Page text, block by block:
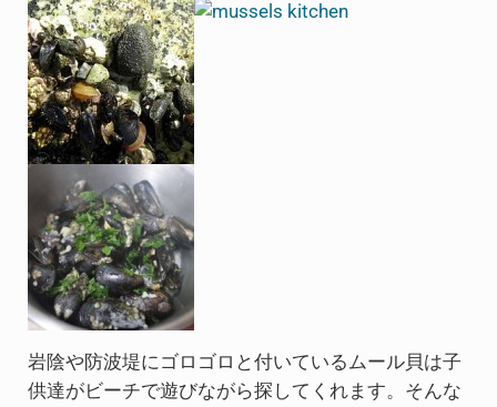
岩陰や防波堤にゴロゴロと付いているムール貝は子
供達がビーチで遊びながら探してくれます。そんな